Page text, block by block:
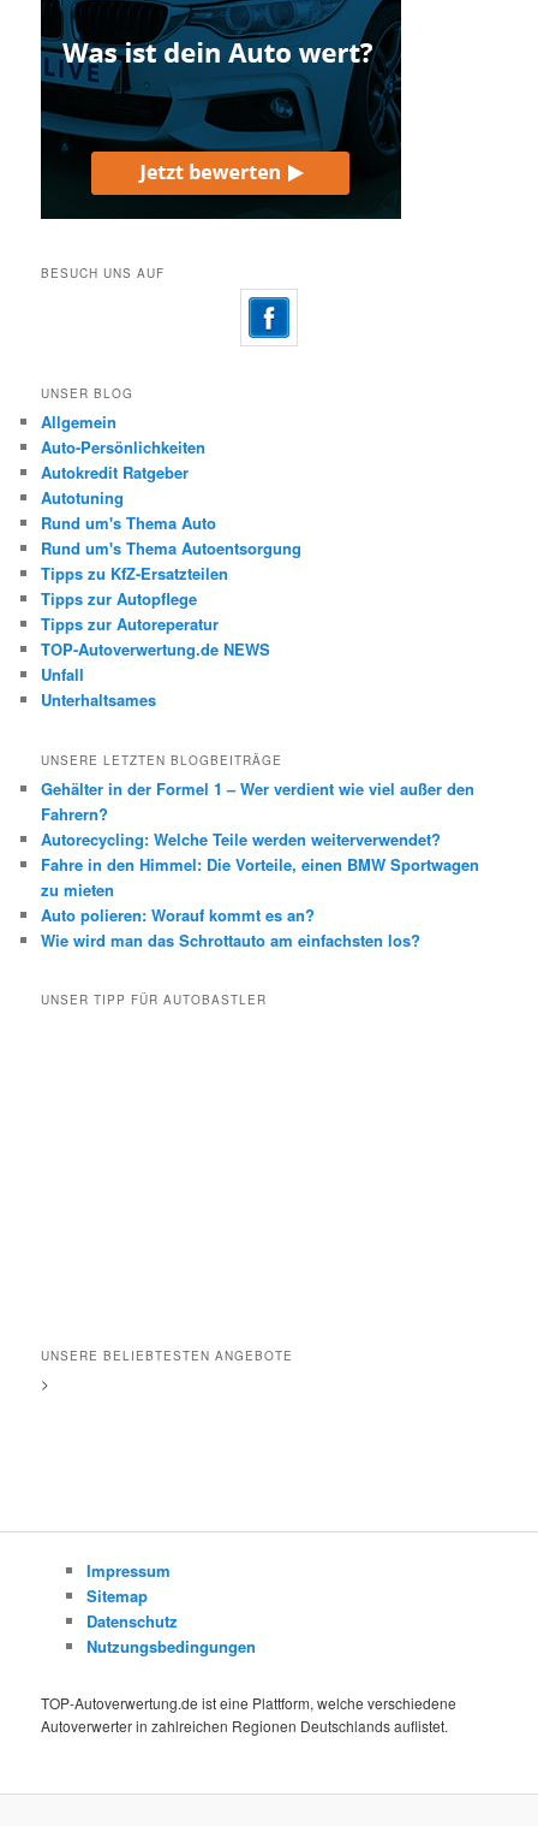
BESUCH UNS AUF
UNSER BLOG
Allgemein
Auto-Persönlichkeiten
Autokredit Ratgeber
Autotuning
Rund um's Thema Auto
Rund um's Thema Autoentsorgung
Tipps zu KfZ-Ersatzteilen
Tipps zur Autopflege
Tipps zur Autoreperatur
TOP-Autoverwertung.de NEWS
Unfall
Unterhaltsames
UNSERE LETZTEN BLOGBEITRÄGE
Gehälter in der Formel 1 – Wer verdient wie viel außer den
Fahrern?
Autorecycling: Welche Teile werden weiterverwendet?
Fahre in den Himmel: Die Vorteile, einen BMW Sportwagen
zu mieten
Auto polieren: Worauf kommt es an?
Wie wird man das Schrottauto am einfachsten los?
UNSER TIPP FÜR AUTOBASTLER
UNSERE BELIEBTESTEN ANGEBOTE
>
Impressum
Sitemap
Datenschutz
Nutzungsbedingungen
TOP-Autoverwertung.de ist eine Plattform, welche verschiedene
Autoverwerter in zahlreichen Regionen Deutschlands auflistet.